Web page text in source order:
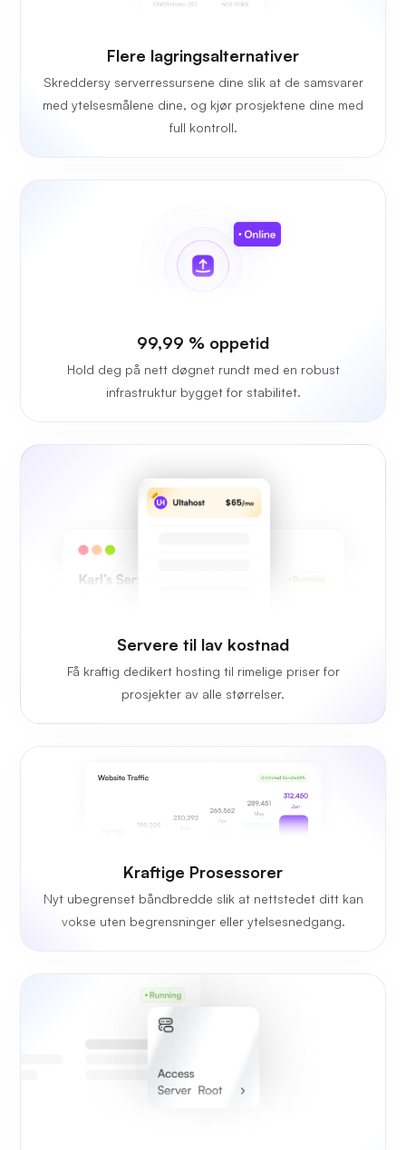
Flere lagringsalternativer
Skreddersy serverressursene dine slik at de samsvarer
med ytelsesmålene dine, og kjør prosjektene dine med
full kontroll.
99,99 % oppetid
Hold deg på nett døgnet rundt med en robust
infrastruktur bygget for stabilitet.
Servere til lav kostnad
Få kraftig dedikert hosting til rimelige priser for
prosjekter av alle størrelser.
Kraftige Prosessorer
Nyt ubegrenset båndbredde slik at nettstedet ditt kan
vokse uten begrensninger eller ytelsesnedgang.